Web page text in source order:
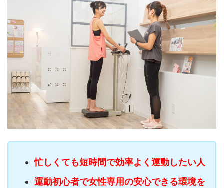
忙しくても短時間で効率よく運動したい人
運動初心者で女性専用の安心できる環境を